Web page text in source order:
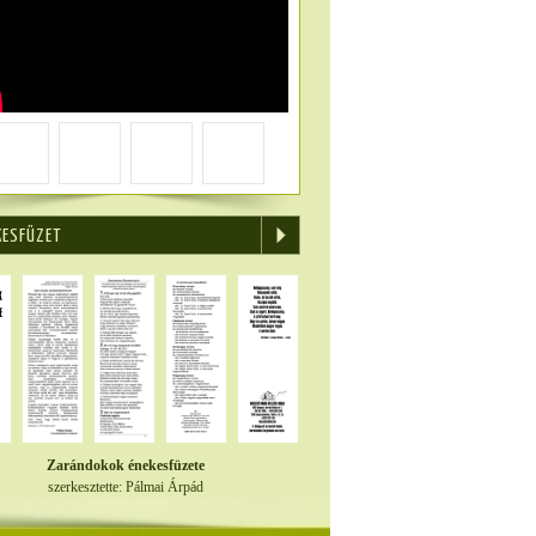
Zarándokok énekesfüzete
szerkesztette: Pálmai Árpád